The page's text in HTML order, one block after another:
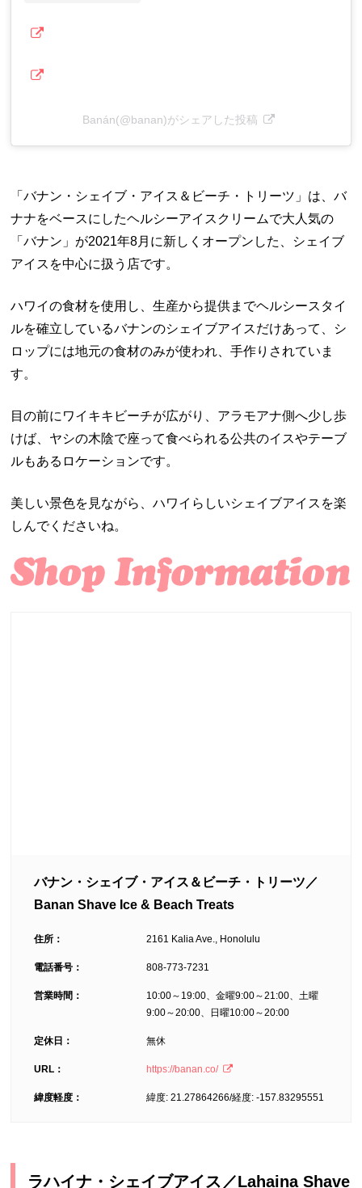
Banán(@banan)がシェアした投稿
「バナン・シェイブ・アイス＆ビーチ・トリーツ」は、バ
ナナをベースにしたヘルシーアイスクリームで大人気の
「バナン」が2021年8月に新しくオープンした、シェイブ
アイスを中心に扱う店です。
ハワイの食材を使用し、生産から提供までヘルシースタイ
ルを確立しているバナンのシェイブアイスだけあって、シ
ロップには地元の食材のみが使われ、手作りされていま
す。
目の前にワイキキビーチが広がり、アラモアナ側へ少し歩
けば、ヤシの木陰で座って食べられる公共のイスやテーブ
ルもあるロケーションです。
美しい景色を見ながら、ハワイらしいシェイブアイスを楽
しんでくださいね。
バナン・シェイブ・アイス＆ビーチ・トリーツ／
Banan Shave Ice & Beach Treats
住所： 2161 Kalia Ave., Honolulu
電話番号： 808-773-7231
営業時間：
10:00～19:00、金曜9:00～21:00、土曜
9:00～20:00、日曜10:00～20:00
定休日： 無休
URL： https://banan.co/
緯度軽度： 緯度: 21.27864266/経度: -157.83295551
ラハイナ・シェイブアイス／Lahaina Shave